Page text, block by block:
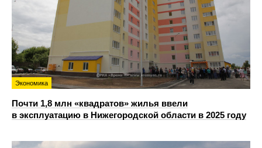
Экономика
Почти 1,8 млн «квадратов» жилья ввели
в эксплуатацию в Нижегородской области в 2025 году